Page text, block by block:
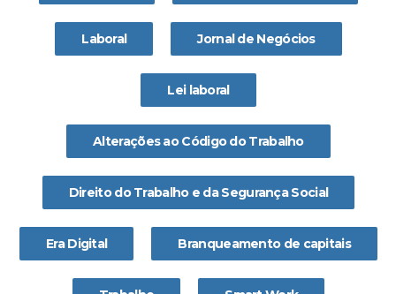
Laboral Jornal de Negócios
Lei laboral
Alterações ao Código do Trabalho
Direito do Trabalho e da Segurança Social
Era Digital Branqueamento de capitais